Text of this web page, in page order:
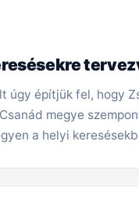
úgy építjük fel, hogy
megye
a helyi